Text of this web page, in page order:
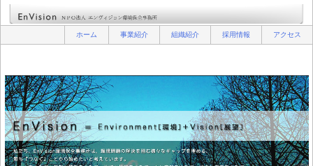
ホーム 事業紹介 組織紹介 採用情報 アクセス